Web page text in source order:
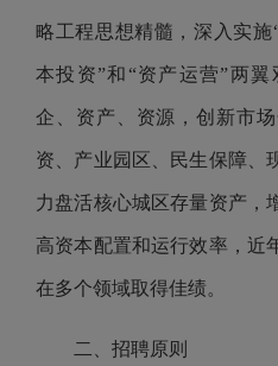
略工程思想精髓，深入实施
本投资”和“资产运营”两
企、资产、资源，创新市
资、产业园区、民生保障、
力盘活核心城区存量资产，
高资本配置和运行效率，近
在多个领域取得佳绩。
二、招聘原则